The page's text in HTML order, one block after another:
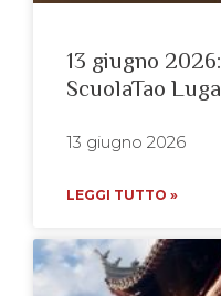
13 giugno
ScuolaTao
13 giugno 2026
LEGGI TUTTO »